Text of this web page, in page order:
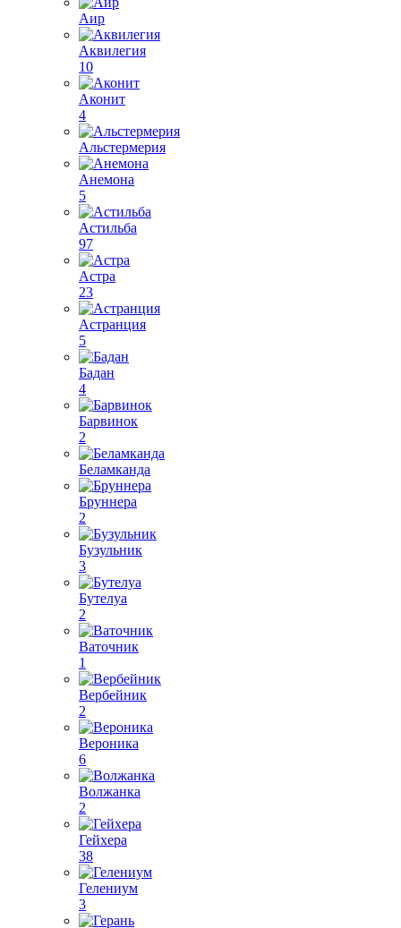
Аир
Аквилегия
10
Аконит
4
Альстермерия
Анемона
5
Астильба
97
Астра
23
Астранция
5
Бадан
4
Барвинок
2
Беламканда
Бруннера
2
Бузульник
3
Бутелуа
2
Ваточник
1
Вербейник
2
Вероника
6
Волжанка
2
Гейхера
38
Гелениум
3